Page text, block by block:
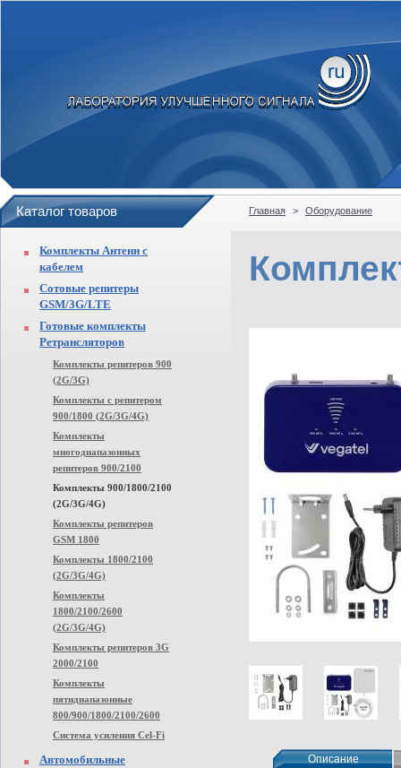
Каталог товаров
Комплекты Антенн с
кабелем
Сотовые репитеры
GSM/3G/LTE
Готовые комплекты
Ретрансляторов
Комплекты репитеров 900
(2G/3G)
Комплекты с репитером
900/1800 (2G/3G/4G)
Комплекты
многодиапазонных
репитеров 900/2100
Комплекты 900/1800/2100
(2G/3G/4G)
Комплекты репитеров
GSM 1800
Комплекты 1800/2100
(2G/3G/4G)
Комплекты
1800/2100/2600
(2G/3G/4G)
Комплекты репитеров 3G
2000/2100
Комплекты
пятидиапазонные
800/900/1800/2100/2600
Система усиления Cel-Fi
Автомобильные
Главная > Оборудование
Описание
Описание